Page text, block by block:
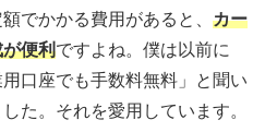
でかかる費用があると、 カー
便利ですよね。僕は以前に
用口座でも手数料無料」と聞い
た。それを愛用しています。